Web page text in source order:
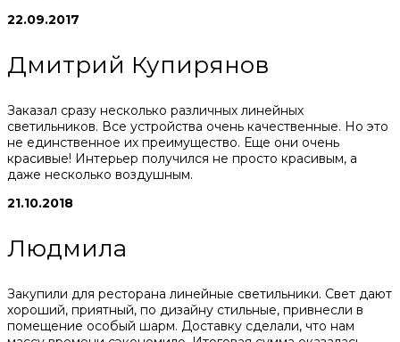
22.09.2017
Дмитрий Купирянов
Заказал сразу несколько различных линейных
светильников. Все устройства очень качественные. Но это
не единственное их преимущество. Еще они очень
красивые! Интерьер получился не просто красивым, а
даже несколько воздушным.
21.10.2018
Людмила
Закупили для ресторана линейные светильники. Свет дают
хороший, приятный, по дизайну стильные, привнесли в
помещение особый шарм. Доставку сделали, что нам